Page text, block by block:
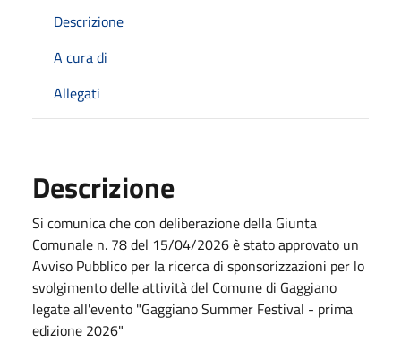
Descrizione
A cura di
Allegati
Descrizione
Si comunica che con deliberazione della Giunta
Comunale n. 78 del 15/04/2026 è stato approvato un
Avviso Pubblico per la ricerca di sponsorizzazioni per lo
svolgimento delle attività del Comune di Gaggiano
legate all'evento "Gaggiano Summer Festival - prima
edizione 2026"